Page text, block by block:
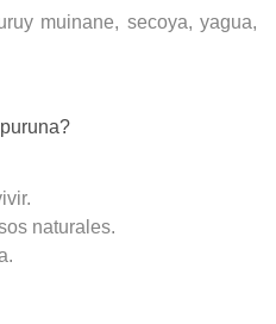
muinane, secoya, yagua,
naturales.